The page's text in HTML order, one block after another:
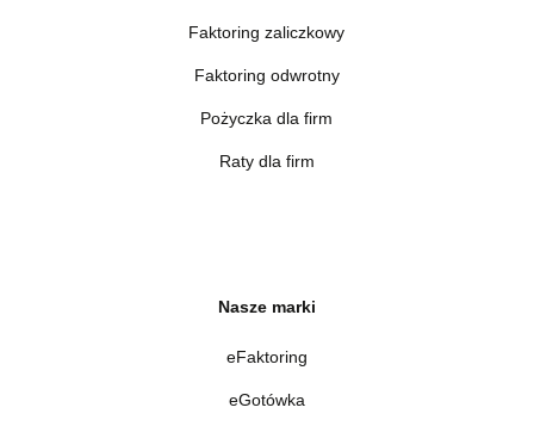
Faktoring zaliczkowy
Faktoring odwrotny
Pożyczka dla firm
Raty dla firm
Nasze marki
eFaktoring
eGotówka